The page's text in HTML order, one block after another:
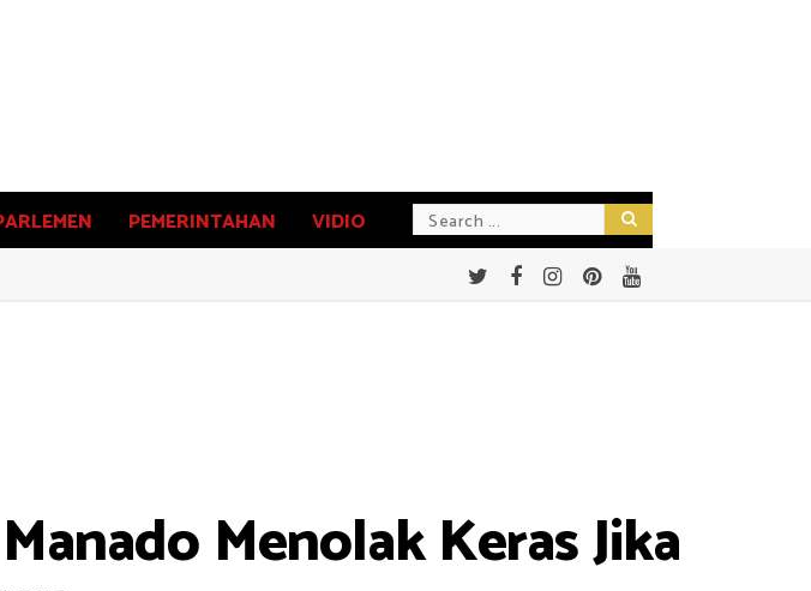
PEMERINTAHAN VIDIO
Menolak Keras Jika